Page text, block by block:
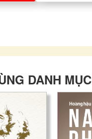
DANH MỤC